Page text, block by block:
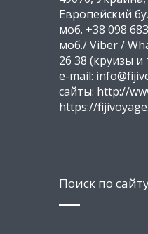
Европейский
моб. +38 098
моб./ Viber /
26 38 (круизы и
e-mail:
сайты: http://
https://
Поиск по